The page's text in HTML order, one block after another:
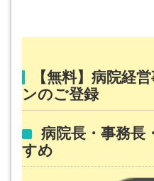
【無料】病院経
ンのご登録
病院長・事務長
すめ